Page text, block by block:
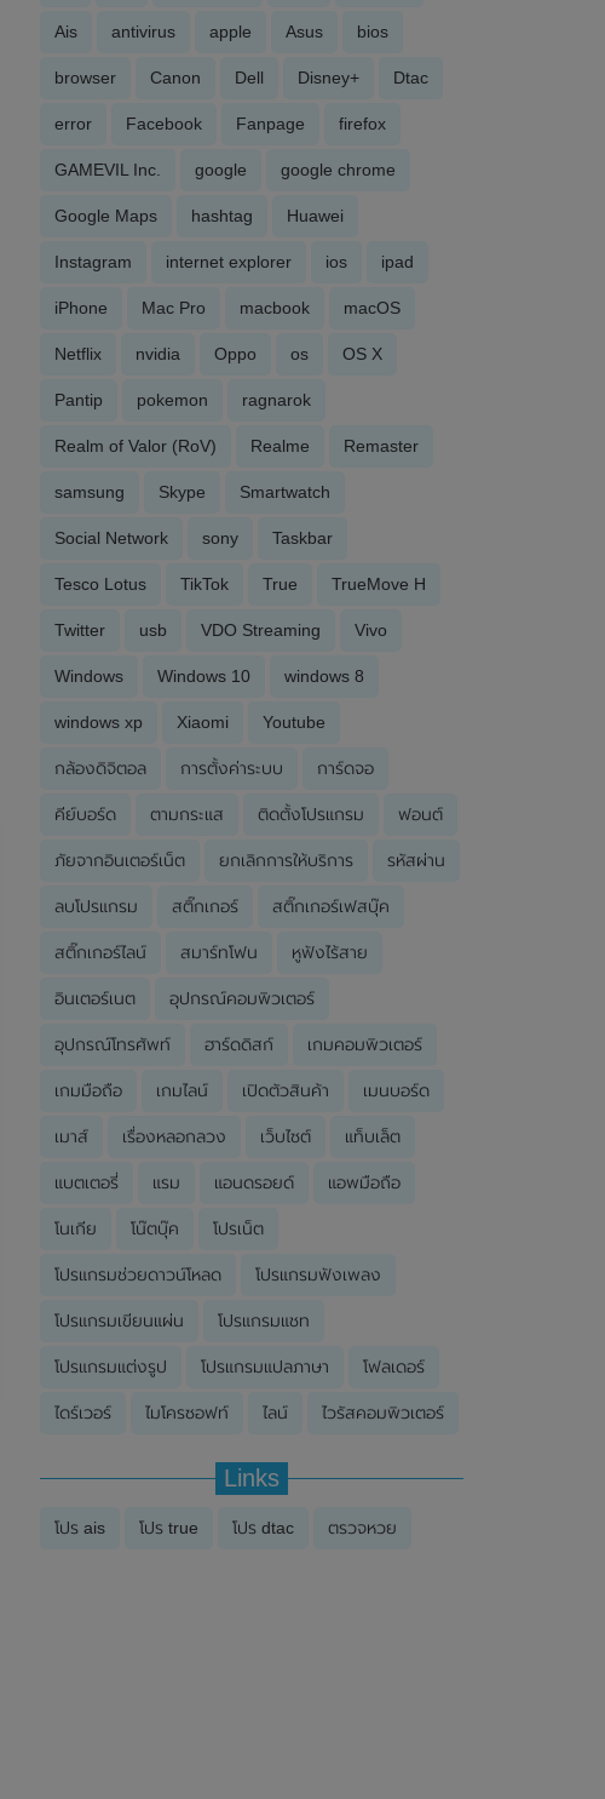
Ais antivirus apple Asus bios
browser Canon Dell Disney+ Dtac
error Facebook Fanpage firefox
GAMEVIL Inc. google google chrome
Google Maps hashtag Huawei
Instagram internet explorer ios ipad
iPhone Mac Pro macbook macOS
Netflix nvidia Oppo os OS X
Pantip pokemon ragnarok
Realm of Valor (RoV) Realme Remaster
samsung Skype Smartwatch
Social Network sony Taskbar
Tesco Lotus TikTok True TrueMove H
Twitter usb VDO Streaming Vivo
Windows Windows 10 windows 8
windows xp Xiaomi Youtube
กล้องดิจิตอล การตั้งค่าระบบ การ์ดจอ
คีย์บอร์ด ตามกระแส ติดตั้งโปรแกรม ฟอนต์
ภัยจากอินเตอร์เน็ต ยกเลิกการให้บริการ รหัสผ่าน
ลบโปรแกรม สติ๊กเกอร์ สติ๊กเกอร์เฟสบุ๊ค
สติ๊กเกอร์ไลน์ สมาร์ทโฟน หูฟังไร้สาย
อินเตอร์เนต อุปกรณ์คอมพิวเตอร์
อุปกรณ์โทรศัพท์ ฮาร์ดดิสก์ เกมคอมพิวเตอร์
เกมมือถือ เกมไลน์ เปิดตัวสินค้า เมนบอร์ด
เมาส์ เรื่องหลอกลวง เว็บไซต์ แท็บเล็ต
แบตเตอรี่ แรม แอนดรอยด์ แอพมือถือ
โนเกีย โน๊ตบุ๊ค โปรเน็ต
โปรแกรมช่วยดาวน์โหลด โปรแกรมฟังเพลง
โปรแกรมเขียนแผ่น โปรแกรมแชท
โปรแกรมแต่งรูป โปรแกรมแปลภาษา โฟลเดอร์
ไดร์เวอร์ ไมโครซอฟท์ ไลน์ ไวรัสคอมพิวเตอร์
Links
โปร ais โปร true โปร dtac ตรวจหวย